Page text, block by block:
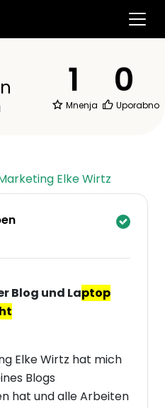
1
Mnenja
0
Uporabno
Elke Wirtz
Blog und Laptop
Elke Wirtz hat mich
Blogs
hat und alle Arbeiten